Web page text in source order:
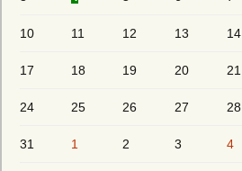
10 11 12 13 14
17 18 19 20 21
24 25 26 27 28
31 1 2 3 4